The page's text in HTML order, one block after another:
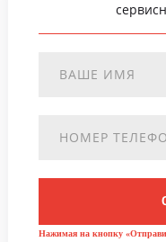
Нажимая на кнопку